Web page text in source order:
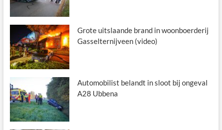
Grote uitslaande brand in woonboerderij
Gasselternijveen (video)
Automobilist belandt in sloot bij ongeval
A28 Ubbena